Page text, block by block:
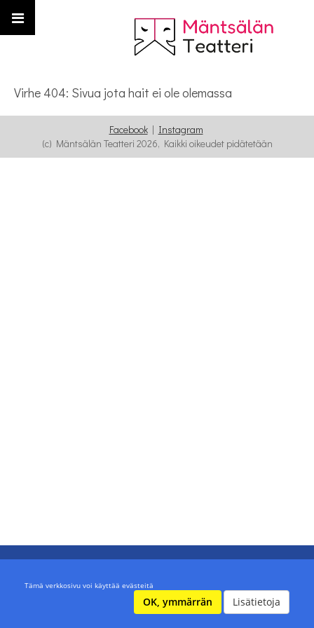
Virhe 404: Sivua jota hait ei ole olemassa
Facebook| Instagram
(c) Mäntsälän Teatteri 2026, Kaikki oikeudet pidätetään
Tämä verkkosivu voi käyttää evästeitä
OK, ymmärrän Lisätietoja